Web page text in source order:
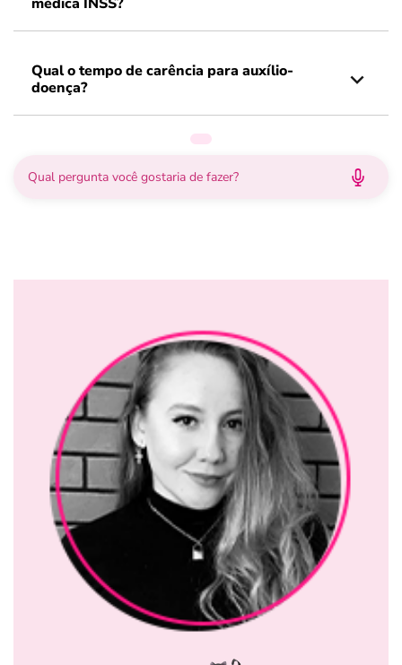
Qual o tempo de carência para auxílio-
doença?